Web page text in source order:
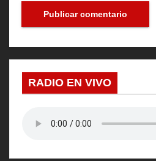
RADIO EN VIVO